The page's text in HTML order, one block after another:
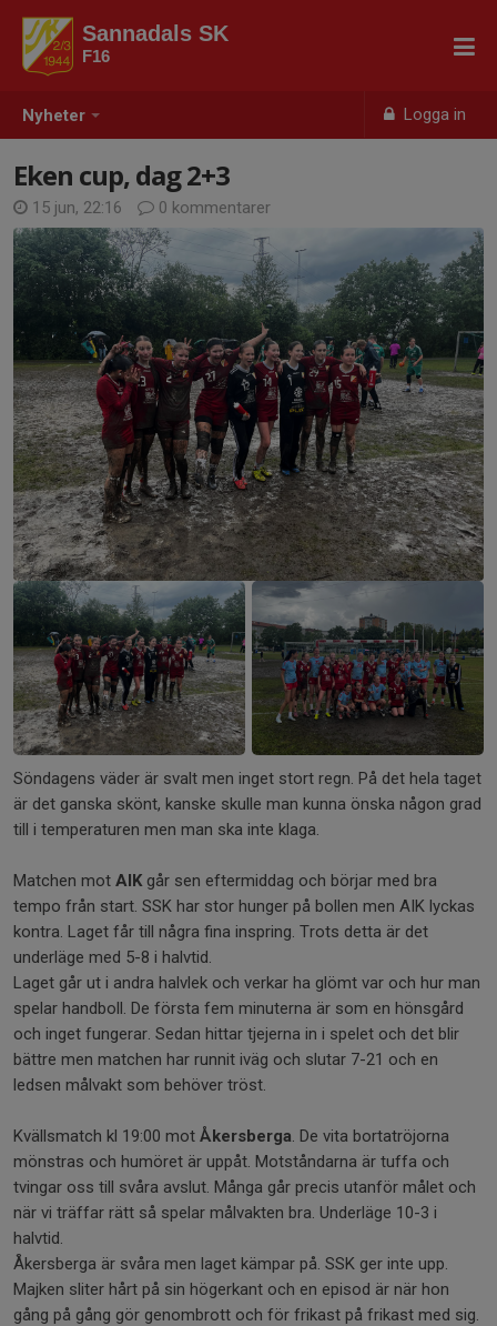
Nyheter Logga in
Sannadals SK
F16
Eken cup, dag 2+3
15 jun, 22:16 0 kommentarer
+1
Söndagens väder är svalt men inget stort regn. På det hela taget
är det ganska skönt, kanske skulle man kunna önska någon grad
till i temperaturen men man ska inte klaga.
Matchen mot AIKgår sen eftermiddag och börjar med bra
tempo från start. SSK har stor hunger på bollen men AIK lyckas
kontra. Laget får till några fina inspring. Trots detta är det
underläge med 5-8 i halvtid.
Laget går ut i andra halvlek och verkar ha glömt var och hur man
spelar handboll. De första fem minuterna är som en hönsgård
och inget fungerar. Sedan hittar tjejerna in i spelet och det blir
bättre men matchen har runnit iväg och slutar 7-21 och en
ledsen målvakt som behöver tröst.
Kvällsmatch kl 19:00 mot Åkersberga. De vita bortatröjorna
mönstras och humöret är uppåt. Motståndarna är tuffa och
tvingar oss till svåra avslut. Många går precis utanför målet och
när vi träffar rätt så spelar målvakten bra. Underläge 10-3 i
halvtid.
Åkersberga är svåra men laget kämpar på. SSK ger inte upp.
Majken sliter hårt på sin högerkant och en episod är när hon
gång på gång gör genombrott och för frikast på frikast med sig.